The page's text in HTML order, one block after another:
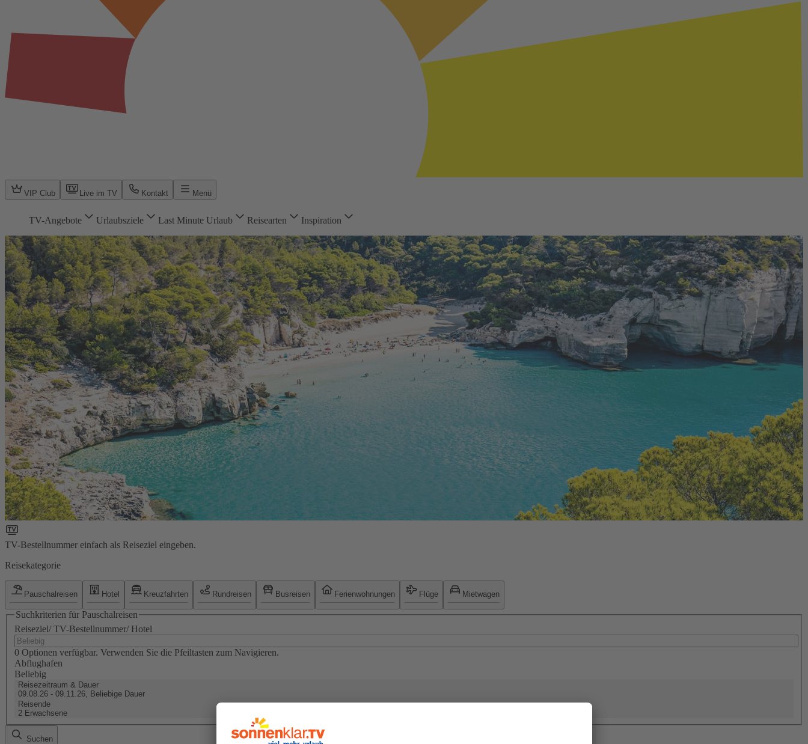
VIP Club Live im TV Kontakt Menü
TV-Angebote Urlaubsziele Last Minute Urlaub Reisearten Inspiration
TV-Bestellnummer einfach als Reiseziel eingeben.
Reisekategorie
Pauschalreisen Hotel Kreuzfahrten Rundreisen Busreisen Ferienwohnungen Flüge Mietwagen
Suchkriterien für Pauschalreisen
Reiseziel/ TV-Bestellnummer/ Hotel
0 Optionen verfügbar. Verwenden Sie die Pfeiltasten zum Navigieren.
Abflughafen
Beliebig
Reisezeitraum & Dauer
09.08.26 - 09.11.26, Beliebige Dauer
Reisende
2 Erwachsene
Suchen